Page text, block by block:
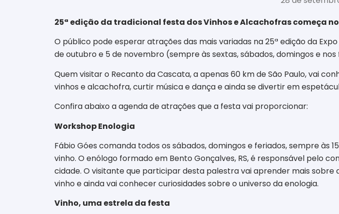
25ª edição da tradicional festa dos Vinhos e Alcachofras começa
O público pode esperar atrações das mais variadas na 25ª edição da
de outubro e 5 de novembro (sempre às sextas, sábados, domingos e nos
Quem visitar o Recanto da Cascata, a apenas 60 km de São Paulo, vai
vinhos e alcachofra, curtir música e dança e ainda se divertir em
Confira abaixo a agenda de atrações que a festa vai proporcionar:
Workshop Enologia
Fábio Góes comanda todos os sábados, domingos e feriados, sempre às
vinho. O enólogo formado em Bento Gonçalves, RS, é responsável pelo
cidade. O visitante que participar desta palestra vai aprender mais sobre
vinho e ainda vai conhecer curiosidades sobre o universo da enologia.
Vinho, uma estrela da festa